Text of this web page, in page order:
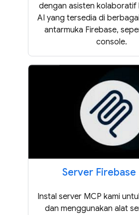
dengan asisten
AI yang tersedia di
antarmuka Firebase,
console.
Server Firebase
Instal server MCP kami
dan menggunakan alat